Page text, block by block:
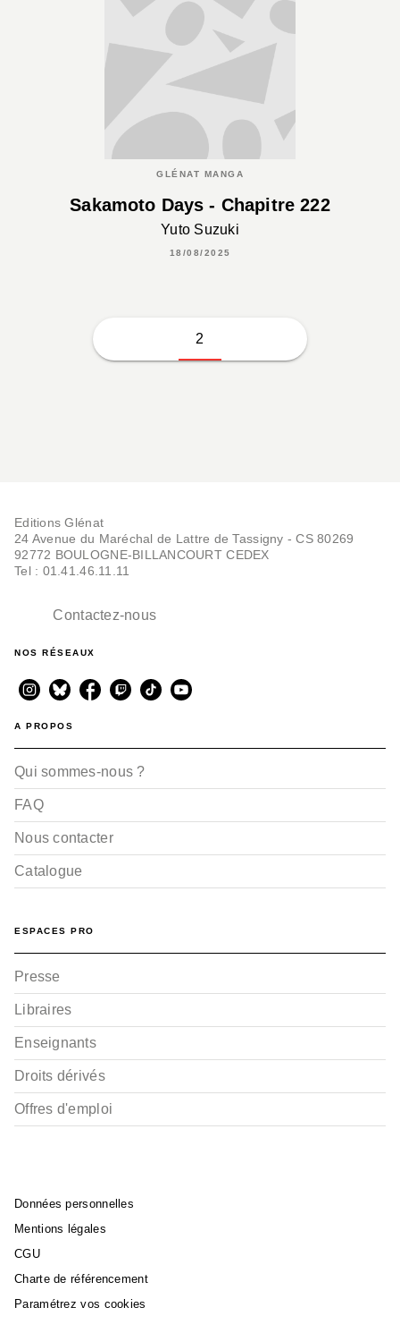
GLÉNAT MANGA
Sakamoto Days - Chapitre 222
Yuto Suzuki
18/08/2025
2
Editions Glénat
24 Avenue du Maréchal de Lattre de Tassigny - CS 80269
92772 BOULOGNE-BILLANCOURT CEDEX
Tel : 01.41.46.11.11
Contactez-nous
NOS RÉSEAUX
A PROPOS
Qui sommes-nous ?
FAQ
Nous contacter
Catalogue
ESPACES PRO
Presse
Libraires
Enseignants
Droits dérivés
Offres d'emploi
Données personnelles
Mentions légales
CGU
Charte de référencement
Paramétrez vos cookies